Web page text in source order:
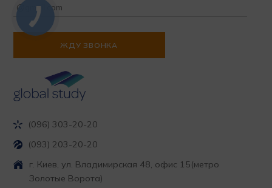
(096) 303-20-20
(093) 203-20-20
г. Киев, ул. Владимирская 48, офис 15(метро
Золотые Ворота)